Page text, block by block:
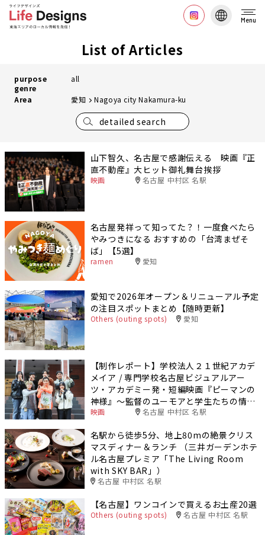
Menu
List of Articles
purpose
genre
all
Area 愛知 Nagoya city Nakamura-ku
detailed search
山下智久、名古屋で感謝伝える 映画『正
直不動産』大ヒット御礼舞台挨拶
映画 名古屋 中村区 名駅
名古屋発祥って知ってた？！一度食べたら
やみつきになる おすすめの「台湾まぜそ
ば」【5選】
ramen 愛知
愛知で2026年オープン＆リニューアル予定
の注目スポットまとめ【随時更新】
Others (outing spots) 愛知
【制作レポート】学校法人２１世紀アカデ
メイア / 専門学校名古屋ビジュアルアー
ツ・アカデミー発・短編映画『ピーマンの
神様』～監督のユーモアと学生たちの情熱
が生んだ“おいしい”物語～
映画 名古屋 中村区 名駅
名駅から徒歩5分、地上80mの絶景クリス
マスディナー＆ランチ （三井ガーデンホテ
ル名古屋プレミア「The Living Room
with SKY BAR」）
名古屋 中村区 名駅
【名古屋】ワンコインで買えるお土産20選
Others (outing spots) 名古屋 中村区 名駅